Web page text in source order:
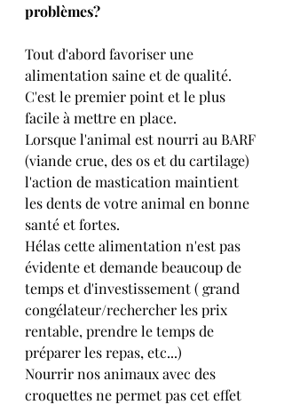
problèmes?
Tout d'abord favoriser une
alimentation saine et de qualité.
C'est le premier point et le plus
facile à mettre en place.
Lorsque l'animal est nourri au BARF
(viande crue, des os et du cartilage)
l'action de mastication maintient
les dents de votre animal en bonne
santé et fortes.
Hélas cette alimentation n'est pas
évidente et demande beaucoup de
temps et d'investissement ( grand
congélateur/rechercher les prix
rentable, prendre le temps de
préparer les repas, etc...)
Nourrir nos animaux avec des
croquettes ne permet pas cet effet